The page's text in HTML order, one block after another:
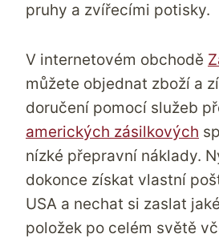
pruhy a zvířecími potisky.
V internetovém obchodě
můžete objednat zboží a
doručení pomocí služeb
amerických zásilkových
nízké přepravní náklady.
dokonce získat vlastní
USA a nechat si zaslat
položek po celém světě